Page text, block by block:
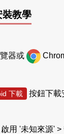
教學
器或
下載 按鈕下載
用 '未知來源' >